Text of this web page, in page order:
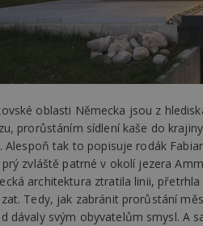
oblasti Německa jsou z
prorůstáním sídlení kaše do
Alespoň tak to popisuje rodák
prý zvláště patrné v okolí jezera
architektura ztratila linii,
Tedy, jak zabránit prorůstání
dávaly svým obyvatelům smysl. A